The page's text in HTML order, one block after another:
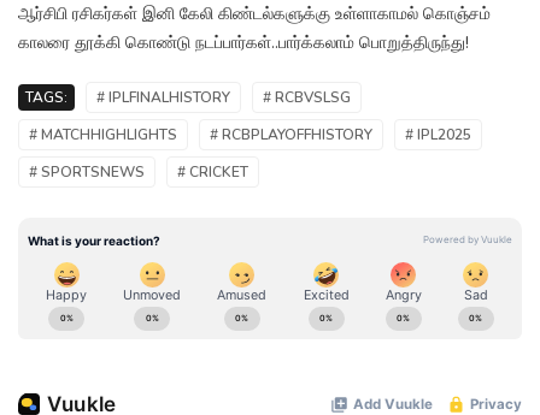
ஆர்சிபி ரசிகர்கள் இனி கேலி கிண்டல்களுக்கு உள்ளாகாமல் கொஞ்சம்
காலரை தூக்கி கொண்டு நடப்பார்கள்..பார்க்கலாம் பொறுத்திருந்து!
TAGS: # IPLFINALHISTORY
# RCBVSLSG
# MATCHHIGHLIGHTS
# RCBPLAYOFFHISTORY
# IPL2025
# SPORTSNEWS
# CRICKET